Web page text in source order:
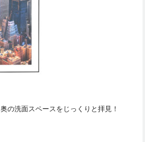
の洗面スペースをじっくりと拝見！